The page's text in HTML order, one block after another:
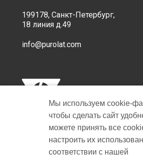
199178, Санкт-Петербург,
18 линия д.49
info@purolat.com
Copyright © 2001-2026 Пуролат.
Мы используем
чтобы сделать сайт
можете принять все
настроить их
соответствии с нашей